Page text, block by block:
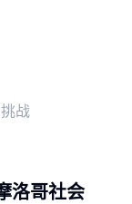
战
洛哥社会